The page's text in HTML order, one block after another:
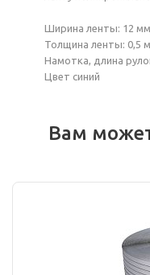
Ширина ленты: 12 мм
Толщина ленты: 0,5
Намотка, длина
Цвет синий
Вам